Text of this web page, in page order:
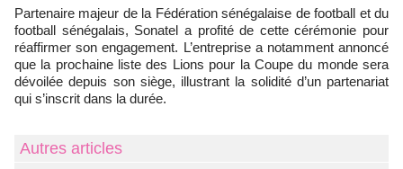
Partenaire majeur de la Fédération sénégalaise de football et du
football sénégalais, Sonatel a profité de cette cérémonie pour
réaffirmer son engagement. L’entreprise a notamment annoncé
que la prochaine liste des Lions pour la Coupe du monde sera
dévoilée depuis son siège, illustrant la solidité d’un partenariat
qui s’inscrit dans la durée.
Autres articles